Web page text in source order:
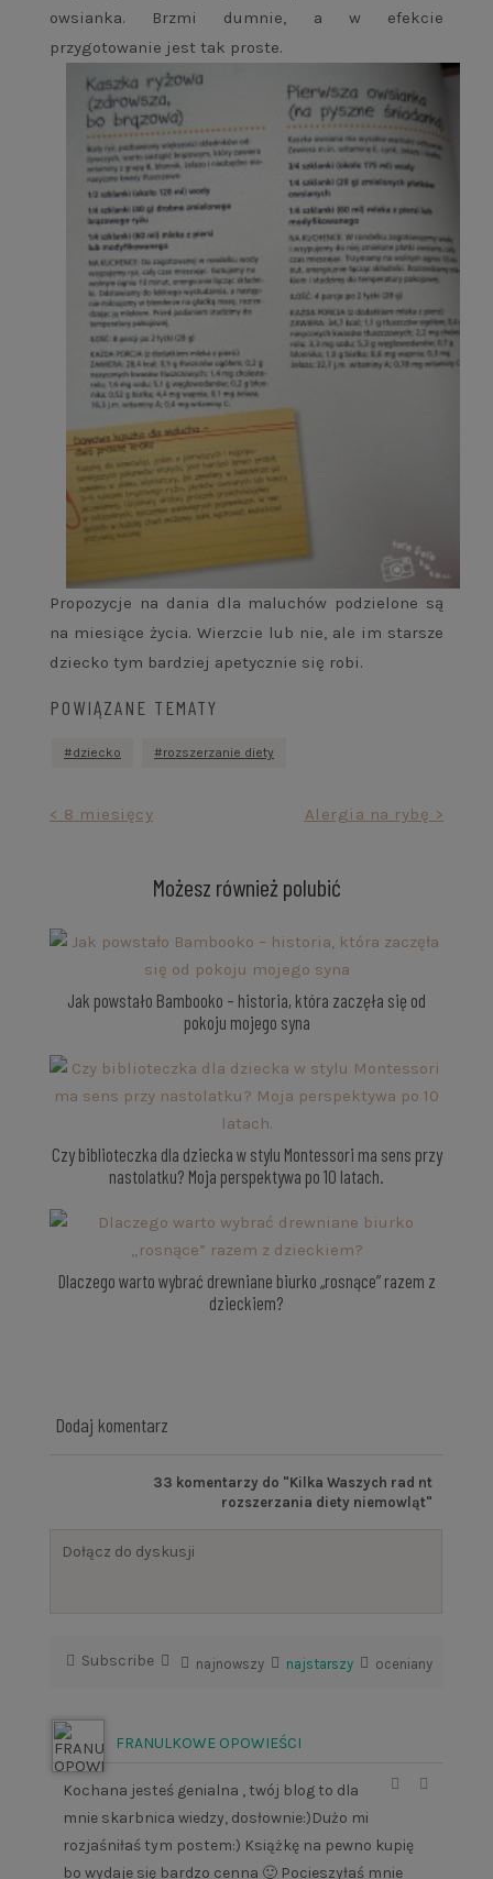
owsianka. Brzmi dumnie, a w efekcie
przygotowanie jest tak proste.
Propozycje na dania dla maluchów podzielone są
na miesiące życia. Wierzcie lub nie, ale im starsze
dziecko tym bardziej apetycznie się robi.
POWIĄZANE TEMATY
dziecko rozszerzanie diety
Nawigacja< 8 miesięcy Alergia na rybę >
Możesz również polubić
Jak powstało Bambooko – historia, która zaczęła się od
pokoju mojego syna
Czy biblioteczka dla dziecka w stylu Montessori ma sens przy
nastolatku? Moja perspektywa po 10 latach.
Dlaczego warto wybrać drewniane biurko „rosnące” razem z
dzieckiem?
Dodaj komentarz
33 komentarzy do "Kilka Waszych rad nt
rozszerzania diety niemowląt"
Subscribe najnowszy najstarszy oceniany
FRANULKOWE OPOWIEŚCI
Kochana jesteś genialna , twój blog to dla
mnie skarbnica wiedzy, dosłownie:)Dużo mi
rozjaśniłaś tym postem:) Książkę na pewno kupię
bo wydaje się bardzo cenna 🙂 Pocieszyłaś mnie